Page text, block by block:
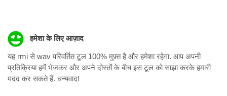
हमेशा के लिए आज़ाद
यह rmi से wav परिवर्तित टूल 100% मुफ़्त है और हमेशा रहेगा. आप अपनी
प्रतिक्रिया हमें भेजकर और अपने दोस्तों के बीच इस टूल को साझा करके हमारी
मदद कर सकते हैं. धन्यवाद!